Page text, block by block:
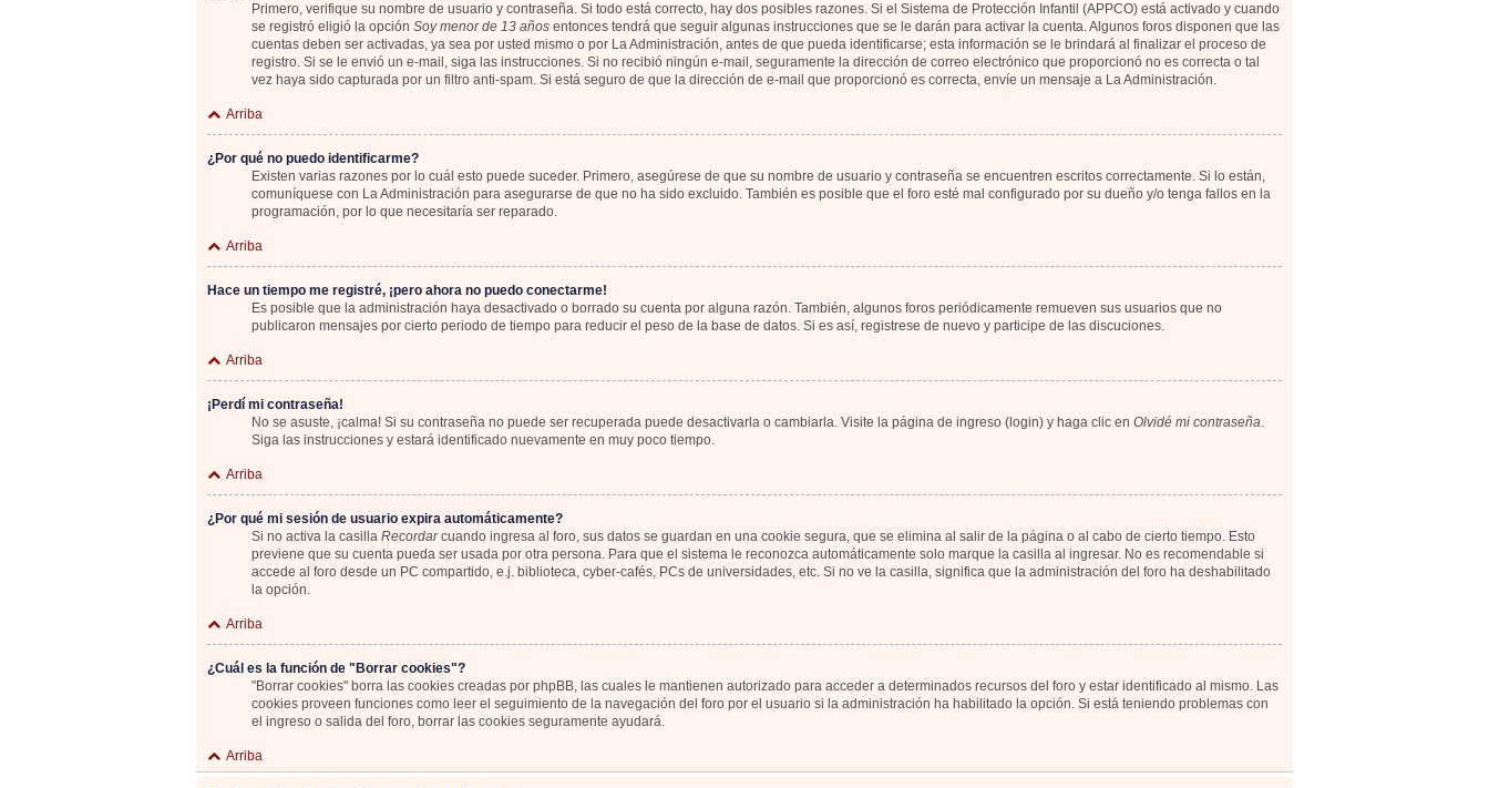
Primero, verifique su nombre de usuario y contraseña. Si todo está correcto, hay dos posibles razones. Si el Sistema de Protección Infantil (APPCO) está activado y cuando
se registró eligió la opción Soy menor de 13 años entonces tendrá que seguir algunas instrucciones que se le darán para activar la cuenta. Algunos foros disponen que las
cuentas deben ser activadas, ya sea por usted mismo o por La Administración, antes de que pueda identificarse; esta información se le brindará al finalizar el proceso de
registro. Si se le envió un e-mail, siga las instrucciones. Si no recibió ningún e-mail, seguramente la dirección de correo electrónico que proporcionó no es correcta o tal
vez haya sido capturada por un filtro anti-spam. Si está seguro de que la dirección de e-mail que proporcionó es correcta, envíe un mensaje a La Administración.
Arriba
¿Por qué no puedo identificarme?
Existen varias razones por lo cuál esto puede suceder. Primero, asegúrese de que su nombre de usuario y contraseña se encuentren escritos correctamente. Si lo están,
comuníquese con La Administración para asegurarse de que no ha sido excluido. También es posible que el foro esté mal configurado por su dueño y/o tenga fallos en la
programación, por lo que necesitaría ser reparado.
Arriba
Hace un tiempo me registré, ¡pero ahora no puedo conectarme!
Es posible que la administración haya desactivado o borrado su cuenta por alguna razón. También, algunos foros periódicamente remueven sus usuarios que no
publicaron mensajes por cierto periodo de tiempo para reducir el peso de la base de datos. Si es así, registrese de nuevo y participe de las discuciones.
Arriba
¡Perdí mi contraseña!
No se asuste, ¡calma! Si su contraseña no puede ser recuperada puede desactivarla o cambiarla. Visite la página de ingreso (login) y haga clic en Olvidé mi contraseña.
Siga las instrucciones y estará identificado nuevamente en muy poco tiempo.
Arriba
¿Por qué mi sesión de usuario expira automáticamente?
Si no activa la casilla Recordarcuando ingresa al foro, sus datos se guardan en una cookie segura, que se elimina al salir de la página o al cabo de cierto tiempo. Esto
previene que su cuenta pueda ser usada por otra persona. Para que el sistema le reconozca automáticamente solo marque la casilla al ingresar. No es recomendable si
accede al foro desde un PC compartido, e.j. biblioteca, cyber-cafés, PCs de universidades, etc. Si no ve la casilla, significa que la administración del foro ha deshabilitado
la opción.
Arriba
¿Cuál es la función de "Borrar cookies"?
"Borrar cookies" borra las cookies creadas por phpBB, las cuales le mantienen autorizado para acceder a determinados recursos del foro y estar identificado al mismo. Las
cookies proveen funciones como leer el seguimiento de la navegación del foro por el usuario si la administración ha habilitado la opción. Si está teniendo problemas con
el ingreso o salida del foro, borrar las cookies seguramente ayudará.
Arriba